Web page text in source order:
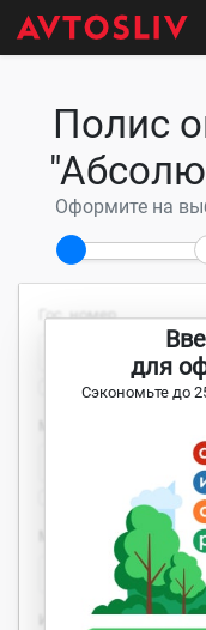
Полис
Оформите на
для
Сэкономьте до
Гос. номер
Гос. номер отсутствует
Автомобиль
Мощность
Идентификатор